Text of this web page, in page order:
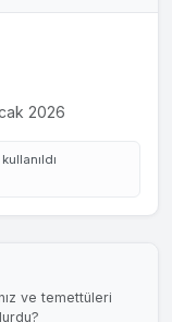
2026
ve temettüleri